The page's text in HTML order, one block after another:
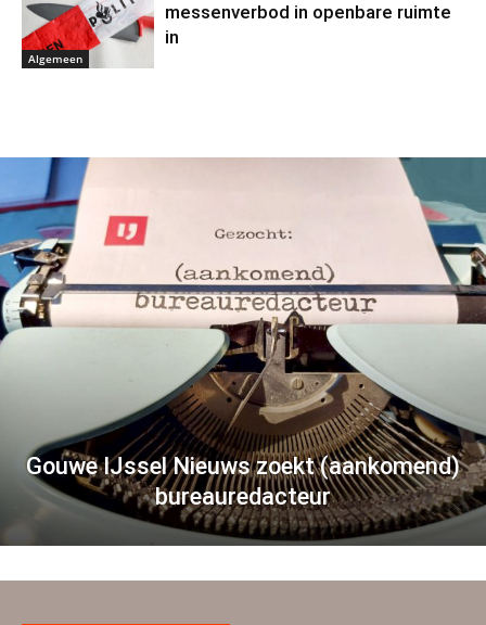
Algemeen
messenverbod in openbare ruimte
in
Gouwe IJssel Nieuws zoekt (aankomend)
bureauredacteur